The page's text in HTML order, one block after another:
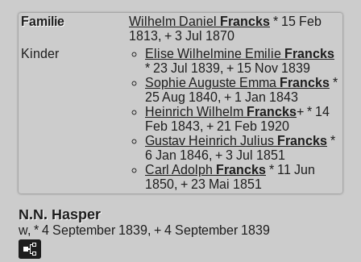
Familie Wilhelm Daniel Francks * 15 Feb
1813, + 3 Jul 1870
Kinder
Elise Wilhelmine Emilie Francks
* 23 Jul 1839, + 15 Nov 1839
Sophie Auguste Emma Francks *
25 Aug 1840, + 1 Jan 1843
Heinrich Wilhelm Francks+ * 14
Feb 1843, + 21 Feb 1920
Gustav Heinrich Julius Francks *
6 Jan 1846, + 3 Jul 1851
Carl Adolph Francks * 11 Jun
1850, + 23 Mai 1851
N.N. Hasper
w, * 4 September 1839, + 4 September 1839